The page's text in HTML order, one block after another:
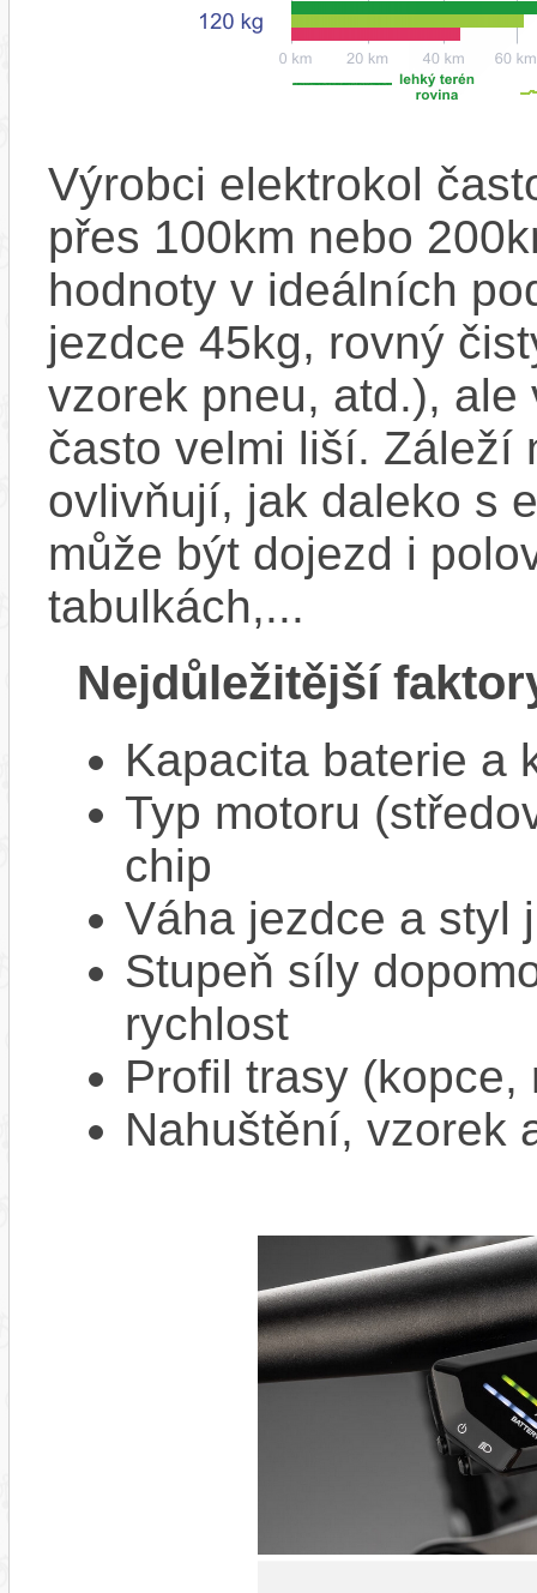
Výrobci elektrokol
přes 100km nebo
hodnoty v ideálních
jezdce 45kg, rovný
vzorek pneu, atd.),
často velmi liší. Záleží
ovlivňují, jak daleko s
může být dojezd i
tabulkách,...
Nejdůležitější
Kapacita baterie a
Typ motoru
chip
Váha jezdce a styl
Stupeň síly
rychlost
Profil trasy
Nahuštění, vzorek